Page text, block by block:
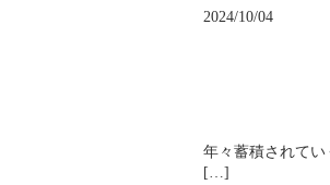
2024/10/04
年々蓄積されて
[…]